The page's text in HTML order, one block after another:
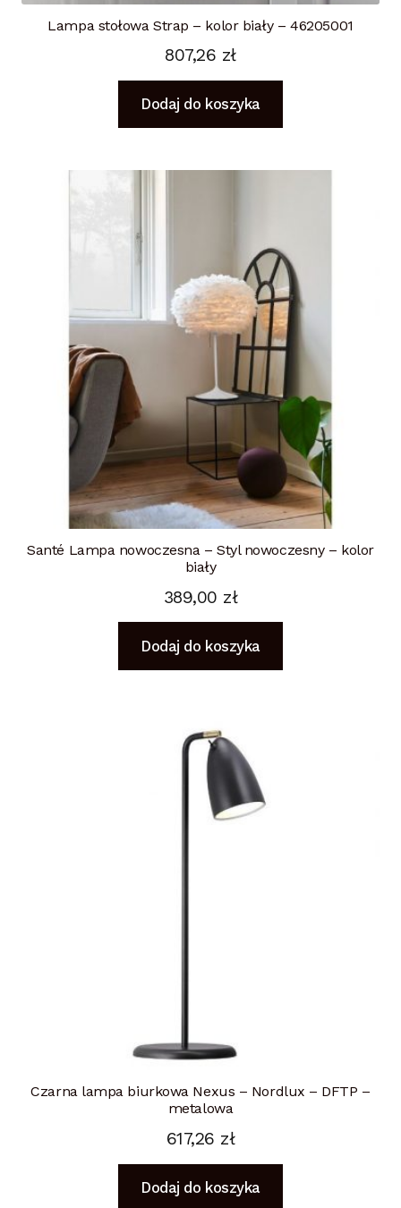
Lampa stołowa Strap – kolor biały – 46205001
807,26 zł
Dodaj do koszyka
Santé Lampa nowoczesna – Styl nowoczesny – kolor
biały
389,00 zł
Dodaj do koszyka
Czarna lampa biurkowa Nexus – Nordlux – DFTP –
metalowa
617,26 zł
Dodaj do koszyka